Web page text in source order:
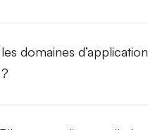
domaines d’application